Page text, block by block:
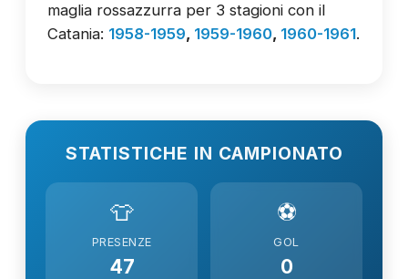
maglia rossazzurra per 3 stagioni con il
Catania: 1958-1959, 1959-1960, 1960-1961.
STATISTICHE IN CAMPIONATO
👕
PRESENZE
47
⚽
GOL
0